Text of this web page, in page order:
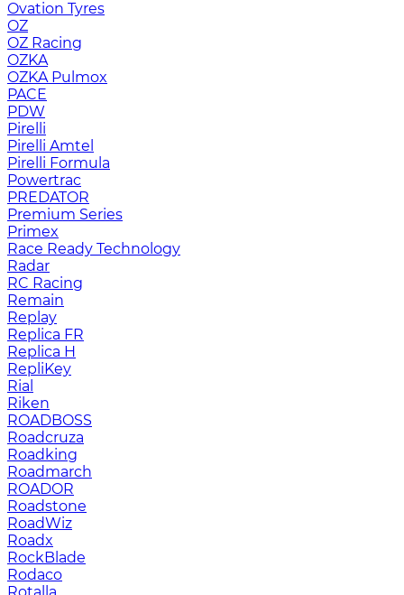
Ovation Tyres
OZ
OZ Racing
OZKA
OZKA Pulmox
PACE
PDW
Pirelli
Pirelli Amtel
Pirelli Formula
Powertrac
PREDATOR
Premium Series
Primex
Race Ready Technology
Radar
RC Racing
Remain
Replay
Replica FR
Replica H
RepliKey
Rial
Riken
ROADBOSS
Roadcruza
Roadking
Roadmarch
ROADOR
Roadstone
RoadWiz
Roadx
RockBlade
Rodaco